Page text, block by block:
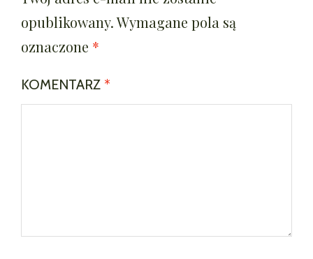
opublikowany.Wymagane pola są
oznaczone *
KOMENTARZ *